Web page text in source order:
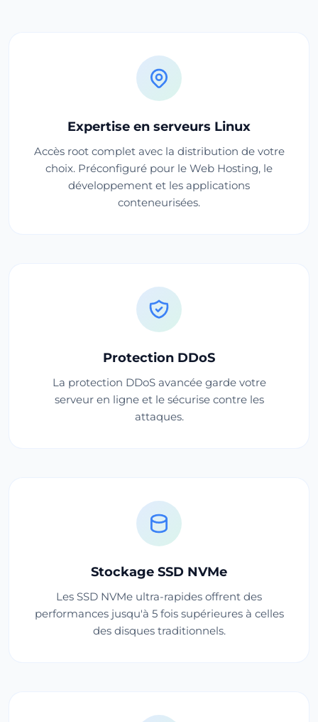
Expertise en serveurs Linux
Accès root complet avec la distribution de votre
choix. Préconfiguré pour le Web Hosting, le
développement et les applications
conteneurisées.
Protection DDoS
La protection DDoS avancée garde votre
serveur en ligne et le sécurise contre les
attaques.
Stockage SSD NVMe
Les SSD NVMe ultra-rapides offrent des
performances jusqu'à 5 fois supérieures à celles
des disques traditionnels.